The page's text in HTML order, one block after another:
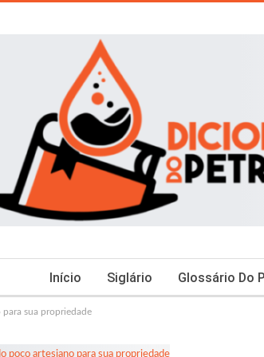
Início Siglário Glossário Do
para sua propriedade